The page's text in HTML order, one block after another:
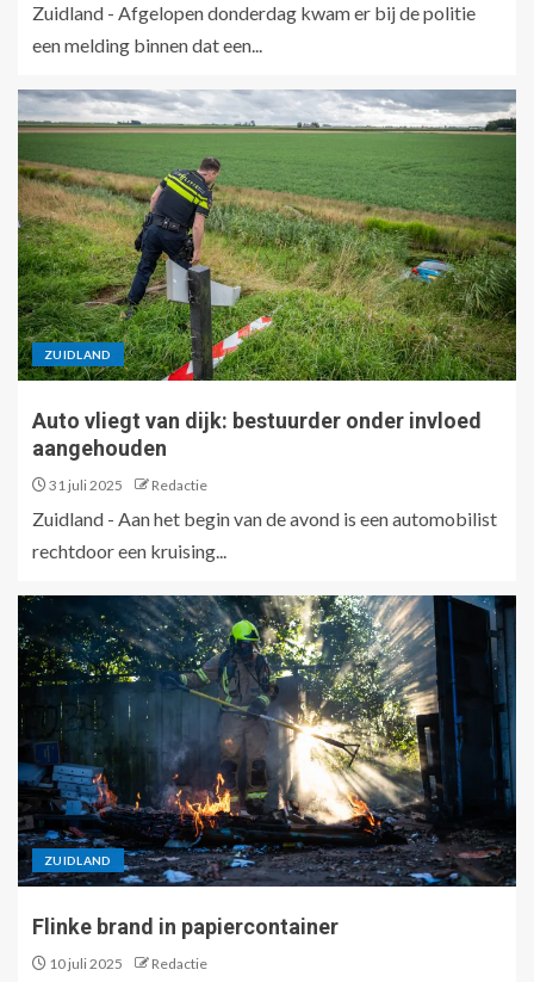
Zuidland - Afgelopen donderdag kwam er bij de politie
een melding binnen dat een...
ZUIDLAND
Auto vliegt van dijk: bestuurder onder invloed
aangehouden
31 juli 2025 Redactie
Zuidland - Aan het begin van de avond is een automobilist
rechtdoor een kruising...
ZUIDLAND
Flinke brand in papiercontainer
10 juli 2025 Redactie